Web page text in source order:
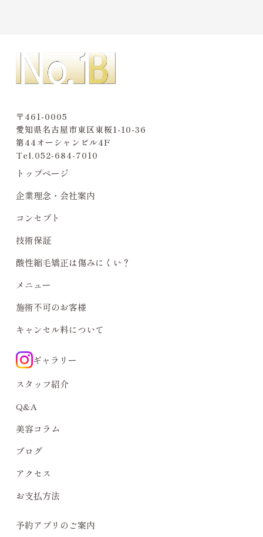
〒461-0005
愛知県名古屋市東区東桜1-10-36
第44オーシャンビル4F
Tel.052-684-7010
トップページ
企業理念・会社案内
コンセプト
技術保証
酸性縮毛矯正は傷みにくい？
メニュー
施術不可のお客様
キャンセル料について
ギャラリー
スタッフ紹介
Q&A
美容コラム
ブログ
アクセス
お支払方法
予約アプリのご案内